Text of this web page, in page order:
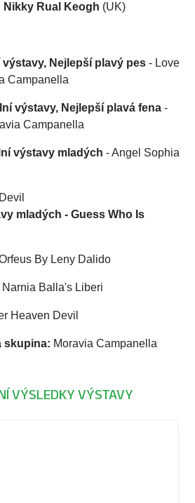
Nikky Rual Keogh (UK)
výstavy, Nejlepší plavý pes - Love
Campanella
výstavy, Nejlepší plavá fena -
Campanella
výstavy mladých - Angel Sophia
mladých - Guess Who Is
By Leny Dalido
Narnia Balla's Liberi
Heaven Devil
skupina: Moravia Campanella
VÝSLEDKY VÝSTAVY